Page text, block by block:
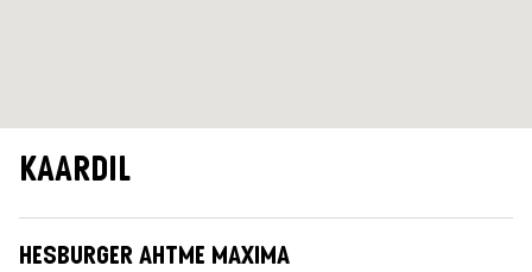
KAARDIL
HESBURGER AHTME MAXIMA